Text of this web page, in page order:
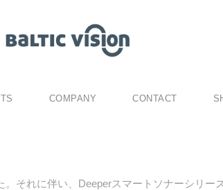
COMPANY CONTACT
それに伴い、Deeperスマートソナーシリー